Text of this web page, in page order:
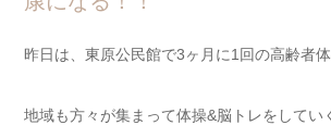
昨日は、東原公民館で3ヶ月に1回の高齢者体
地域も方々が集まって体操&脳トレをしてい